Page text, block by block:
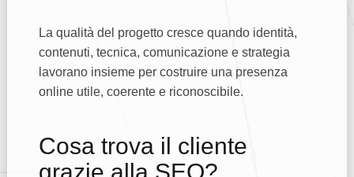
La qualità del progetto cresce quando identità,
contenuti, tecnica, comunicazione e strategia
lavorano insieme per costruire una presenza
online utile, coerente e riconoscibile.
Cosa trova il cliente